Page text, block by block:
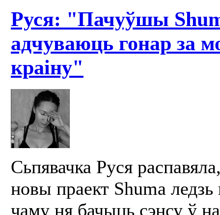
Руся: "Пачуўшы
адчуваюць гонар за
краіну"
Сьпявачка Руся
новы праект Shuma ледзь
чаму ня бачыць сэнсу ў